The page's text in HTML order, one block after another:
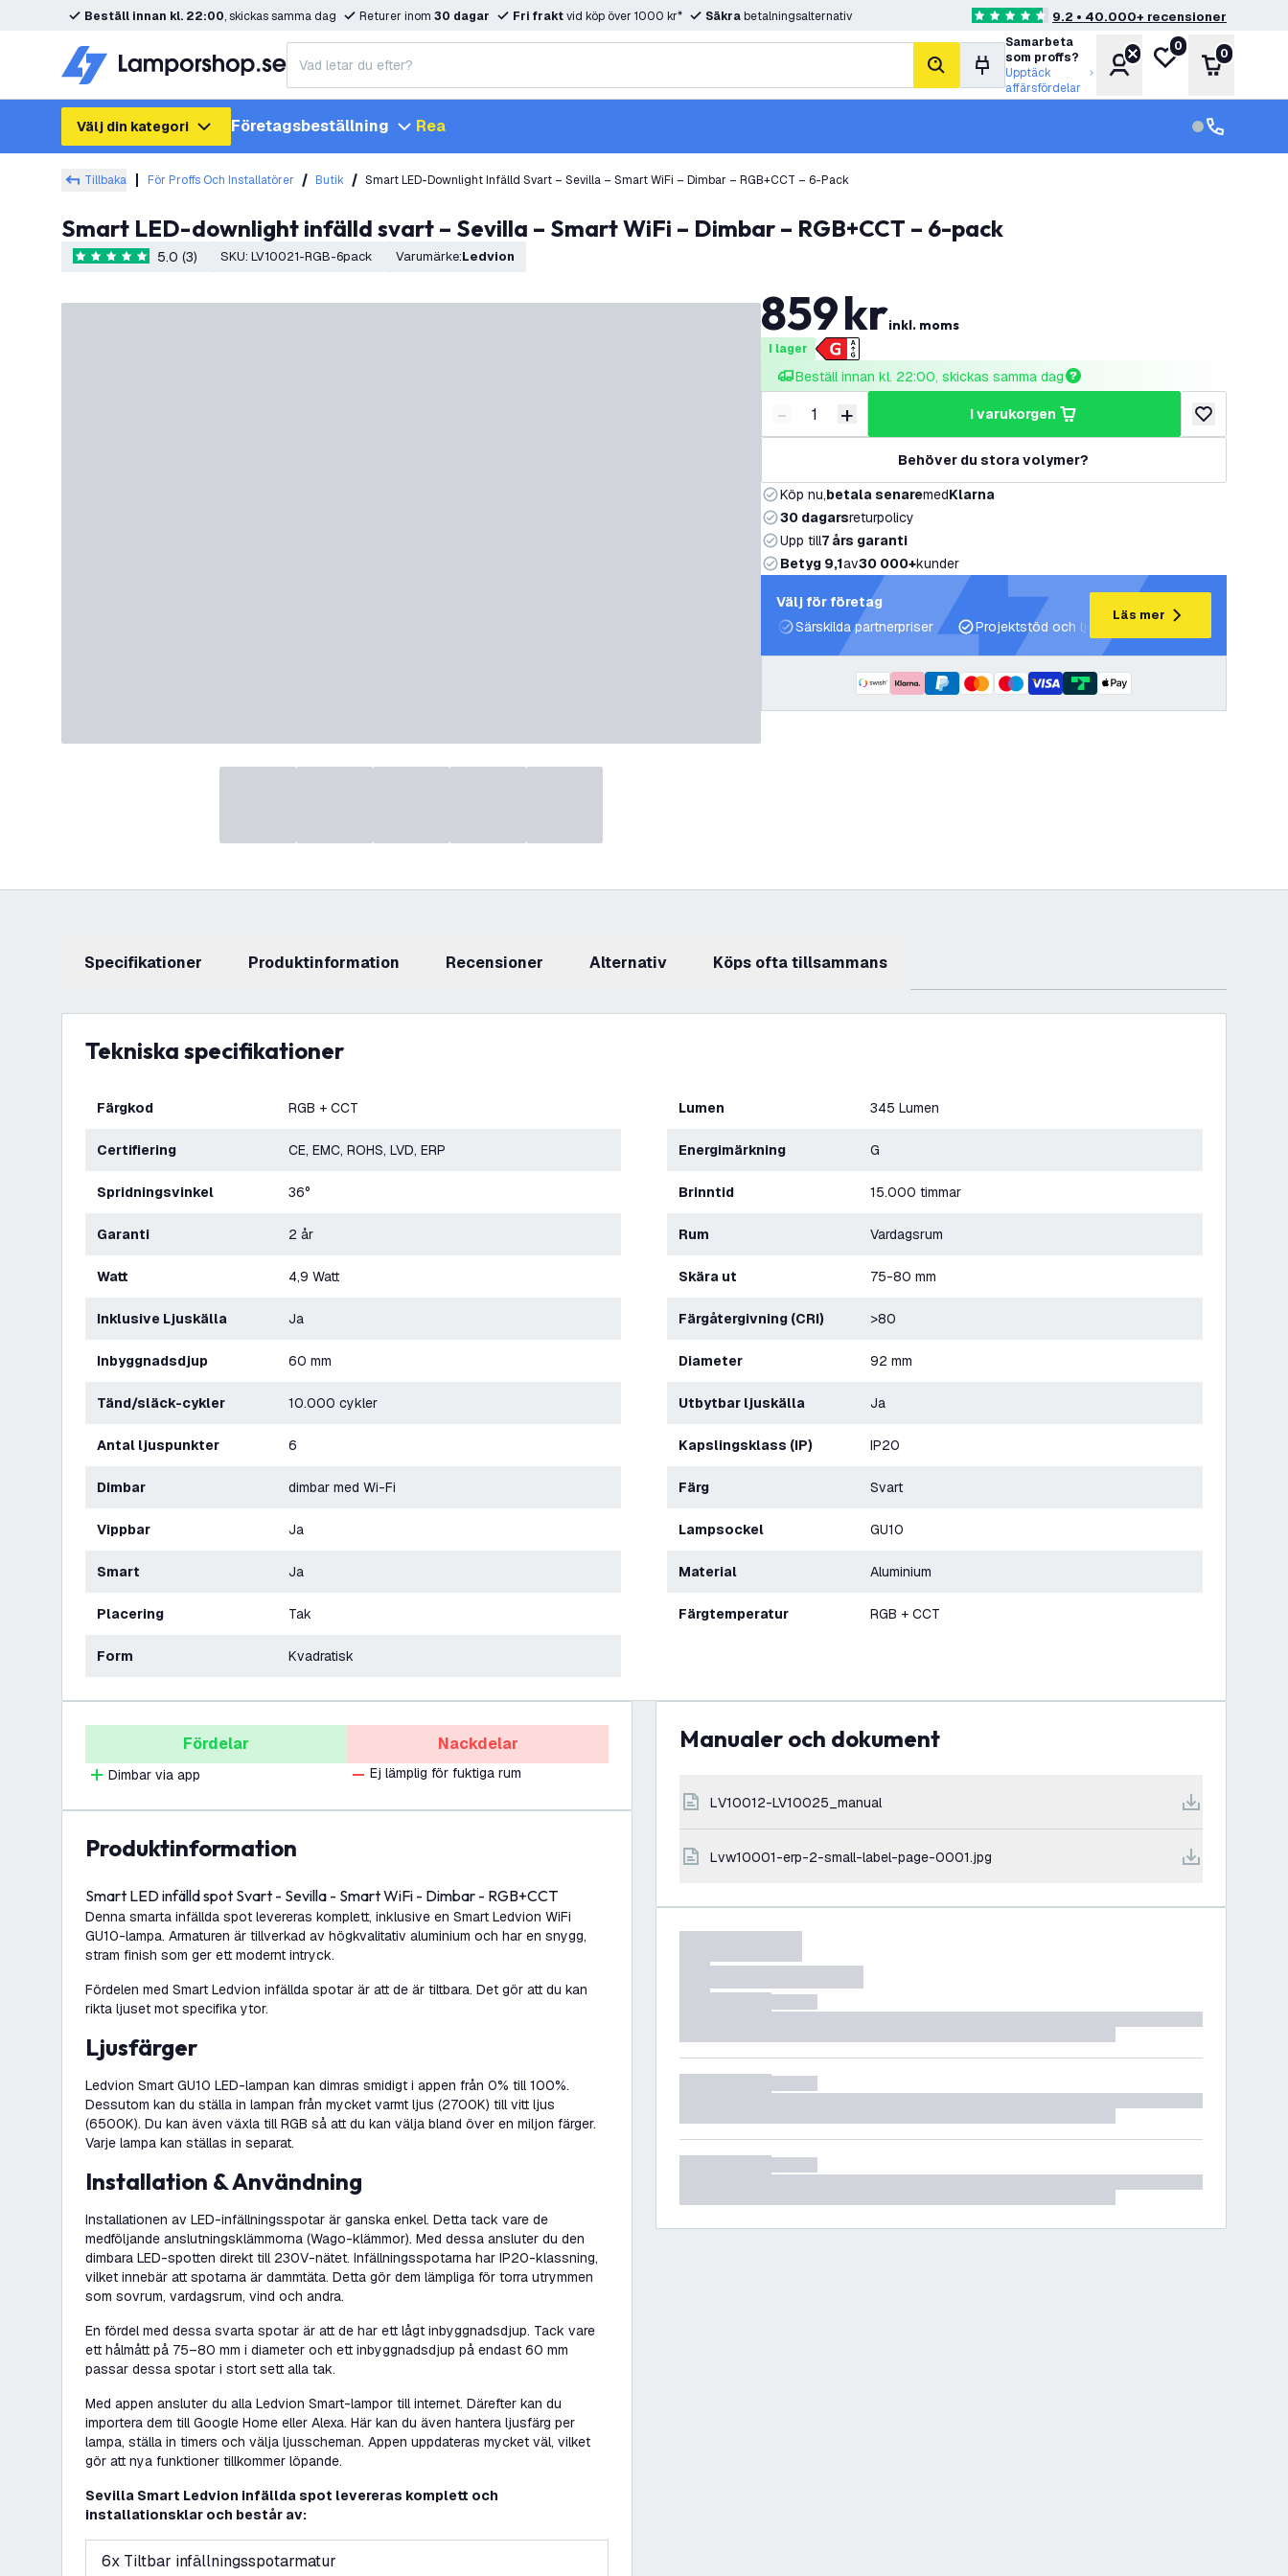
Beställ innan kl. 22:00, skickas samma dag Returer inom 30 dagar Fri fraktvid köp över 1000 kr* Säkrabetalningsalternativ 4.6 stjärnbetyg9.2 • 40.000+ recensioner
sök
Samarbeta
som proffs?
Upptäck
affärsfördelar
KontoMin önskelista
0
Varukorg
0
Välj din kategori Företagsbeställning Rea kundservice
kundservice
Tillbaka För Proffs Och Installatörer Butik Smart LED-Downlight Infälld Svart – Sevilla – Smart WiFi – Dimbar – RGB+CCT – 6-Pack
Smart LED-downlight infälld svart – Sevilla – Smart WiFi – Dimbar – RGB+CCT – 6-pack
5 stjärnbetyg 5.0 (3) SKU: LV10021-RGB-6pack Varumärke: Ledvion
859krinkl. moms
I lager
Beställ innan kl. 22:00, skickas samma dag
Minska antal
- Öka antal
+ i varukorgen
lägg till i
Behöver du stora volymer?
Köp nu,betala senaremedKlarna
30 dagarsreturpolicy
Upp till7 års garanti
Betyg 9,1av30 000+kunder
Välj för företag
Särskilda partnerpriser
Projektstöd och ljusplaner
Läs mer
Specifikationer produktinformation recensioner Alternativ Köps ofta tillsammans
Tekniska specifikationer
Färgkod RGB + CCT
Certifiering CE, EMC, ROHS, LVD, ERP
Spridningsvinkel 36°
Garanti 2 år
Watt 4,9 Watt
Inklusive Ljuskälla Ja
Inbyggnadsdjup 60 mm
Tänd/släck-cykler 10.000 cykler
Antal ljuspunkter 6
Dimbar dimbar med Wi-Fi
Vippbar Ja
Smart Ja
Placering Tak
Form Kvadratisk
Lumen 345 Lumen
Energimärkning G
Brinntid 15.000 timmar
Rum Vardagsrum
Skära ut 75-80 mm
Färgåtergivning (CRI) >80
Diameter 92 mm
Utbytbar ljuskälla Ja
Kapslingsklass (IP) IP20
Färg Svart
Lampsockel GU10
Material Aluminium
Färgtemperatur RGB + CCT
Fördelar
Dimbar via app
Nackdelar
Ej lämplig för fuktiga rum
produktinformation
Smart LED infälld spot Svart - Sevilla - Smart WiFi - Dimbar - RGB+CCT
Denna smarta infällda spot levereras komplett, inklusive en Smart Ledvion WiFi
GU10-lampa. Armaturen är tillverkad av högkvalitativ aluminium och har en snygg,
stram finish som ger ett modernt intryck.
Fördelen med Smart Ledvion infällda spotar är att de är tiltbara. Det gör att du kan
rikta ljuset mot specifika ytor.
Ljusfärger
Ledvion Smart GU10 LED-lampan kan dimras smidigt i appen från 0% till 100%.
Dessutom kan du ställa in lampan från mycket varmt ljus (2700K) till vitt ljus
(6500K). Du kan även växla till RGB så att du kan välja bland över en miljon färger.
Varje lampa kan ställas in separat.
Installation & Användning
Installationen av LED-infällningsspotar är ganska enkel. Detta tack vare de
medföljande anslutningsklämmorna (Wago-klämmor). Med dessa ansluter du den
dimbara LED-spotten direkt till 230V-nätet. Infällningsspotarna har IP20-klassning,
vilket innebär att spotarna är dammtäta. Detta gör dem lämpliga för torra utrymmen
som sovrum, vardagsrum, vind och andra.
En fördel med dessa svarta spotar är att de har ett lågt inbyggnadsdjup. Tack vare
ett hålmått på 75–80 mm i diameter och ett inbyggnadsdjup på endast 60 mm
passar dessa spotar i stort sett alla tak.
Med appen ansluter du alla Ledvion Smart-lampor till internet. Därefter kan du
importera dem till Google Home eller Alexa. Här kan du även hantera ljusfärg per
lampa, ställa in timers och välja ljusscheman. Appen uppdateras mycket väl, vilket
gör att nya funktioner tillkommer löpande.
Sevilla Smart Ledvion infällda spot levereras komplett och
installationsklar och består av:
6x Tiltbar infällningsspotarmatur
Manualer och dokument
LV10012-LV10025_manual
lvw10001-erp-2-small-label-page-0001.jpg